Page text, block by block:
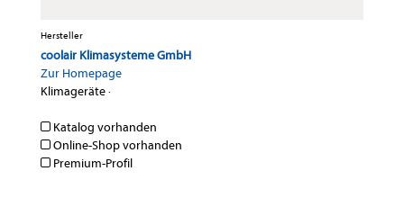
Hersteller
coolair Klimasysteme GmbH
Zur Homepage
Klimageräte·
Katalog vorhanden
Online-Shop vorhanden
Premium-Profil